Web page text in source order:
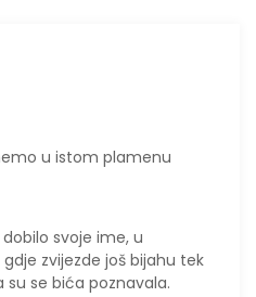
u istom plamenu
svoje ime, u
zvijezde još bijahu tek
su se bića poznavala.